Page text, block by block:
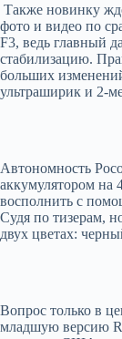
Также новинку
фото и видео по
F3, ведь главный
стабилизацию.
больших
ультраширик и 2-
Автономность
аккумулятором на
восполнить с
Судя по тизерам,
двух цветах:
Вопрос только в
младшую версию